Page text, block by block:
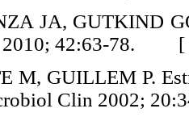
JA, GUTKIND
2010; 42:63-78. [
M, GUILLEM P.
Clin 2002;